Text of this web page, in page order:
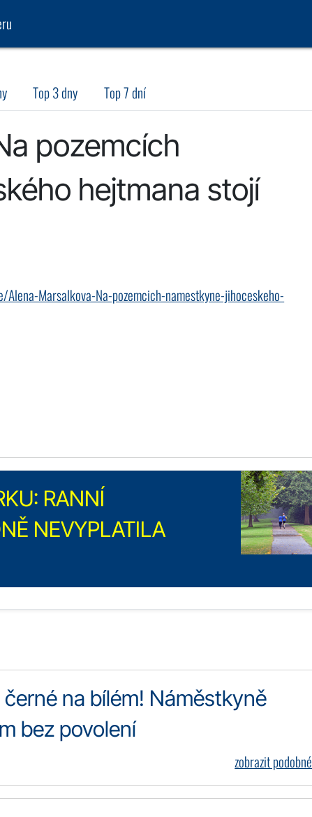
Top 3 dny Top 7 dní
pozemcích
hejtmana stojí
Marsalkova-Na-pozemcich-namestkyne-jihoceskeho-
RANNÍ
NEVYPLATILA
na bílém! Náměstkyně
bez povolení
zobrazit podobné